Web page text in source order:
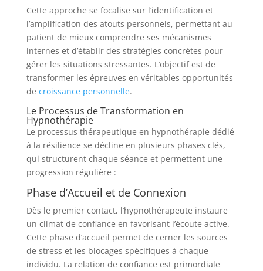
Cette approche se focalise sur l’identification et
l’amplification des atouts personnels, permettant au
patient de mieux comprendre ses mécanismes
internes et d’établir des stratégies concrètes pour
gérer les situations stressantes. L’objectif est de
transformer les épreuves en véritables opportunités
de croissance personnelle.
Le Processus de Transformation en
Hypnothérapie
Le processus thérapeutique en hypnothérapie dédié
à la résilience se décline en plusieurs phases clés,
qui structurent chaque séance et permettent une
progression régulière :
Phase d’Accueil et de Connexion
Dès le premier contact, l’hypnothérapeute instaure
un climat de confiance en favorisant l’écoute active.
Cette phase d’accueil permet de cerner les sources
de stress et les blocages spécifiques à chaque
individu. La relation de confiance est primordiale